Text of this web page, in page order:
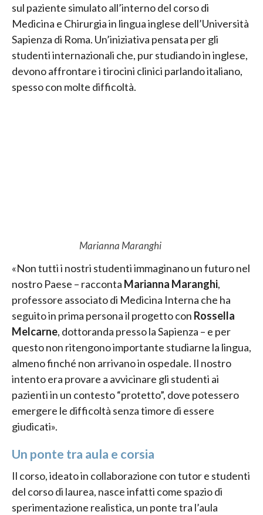
sul paziente simulato all’interno del corso di
Medicina e Chirurgia in lingua inglese dell’Università
Sapienza di Roma. Un’iniziativa pensata per gli
studenti internazionali che, pur studiando in inglese,
devono affrontare i tirocini clinici parlando italiano,
spesso con molte difficoltà.
Marianna Maranghi
«Non tutti i nostri studenti immaginano un futuro nel
nostro Paese – racconta Marianna Maranghi,
professore associato di Medicina Interna che ha
seguito in prima persona il progetto con Rossella
Melcarne, dottoranda presso la Sapienza – e per
questo non ritengono importante studiarne la lingua,
almeno finché non arrivano in ospedale. Il nostro
intento era provare a avvicinare gli studenti ai
pazienti in un contesto “protetto”, dove potessero
emergere le difficoltà senza timore di essere
giudicati».
Un ponte tra aula e corsia
Il corso, ideato in collaborazione con tutor e studenti
del corso di laurea, nasce infatti come spazio di
sperimentazione realistica, un ponte tra l’aula